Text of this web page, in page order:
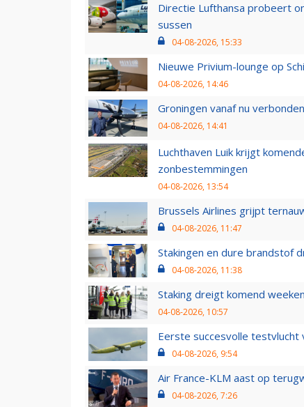
Directie Lufthansa probeert
sussen
04-08-2026, 15:33
Nieuwe Privium-lounge op
04-08-2026, 14:46
Groningen vanaf nu
04-08-2026, 14:41
Luchthaven Luik krijgt
zonbestemmingen
04-08-2026, 13:54
Brussels Airlines grijpt
04-08-2026, 11:47
Stakingen en dure brandstof
04-08-2026, 11:38
Staking dreigt komend
04-08-2026, 10:57
Eerste succesvolle
04-08-2026, 9:54
Air France-KLM aast op
04-08-2026, 7:26